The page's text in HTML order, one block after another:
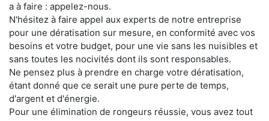
a à faire : appelez-nous.
N'hésitez à faire appel aux experts de notre entreprise
pour une dératisation sur mesure, en conformité avec vos
besoins et votre budget, pour une vie sans les nuisibles et
sans toutes les nocivités dont ils sont responsables.
Ne pensez plus à prendre en charge votre dératisation,
étant donné que ce serait une pure perte de temps,
d'argent et d'énergie.
Pour une élimination de rongeurs réussie, vous avez tout